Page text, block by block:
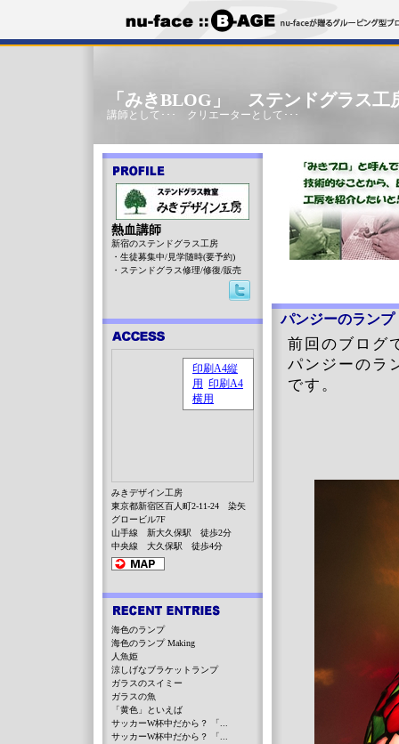
「みきBLOG」 ステンドグラス工
講師として･･･ クリエーターとして･･･
パンジーのランプ
前回のブログ
パンジーの
です。
熱血講師
新宿のステンドグラス工房
・生徒募集中/見学随時(要予約)
・ステンドグラス修理/修復/販売
みきデザイン工房
東京都新宿区百人町2-11-24 染矢
グロービル7F
山手線 新大久保駅 徒歩2分
中央線 大久保駅 徒歩4分
海色のランプ
海色のランプ Making
人魚姫
涼しげなブラケットランプ
ガラスのスイミー
ガラスの魚
「黄色」といえば
サッカーW杯中だから？ 「...
サッカーW杯中だから？ 「...